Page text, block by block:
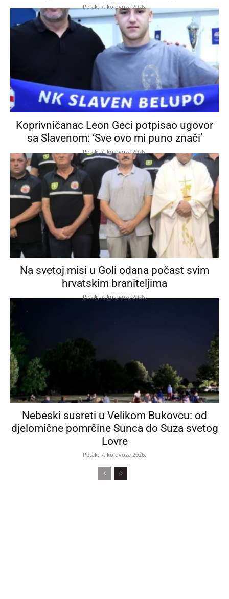
Petak, 7. kolovoza 2026.
Koprivničanac Leon Geci potpisao ugovor
sa Slavenom: ‘Sve ovo mi puno znači’
Petak, 7. kolovoza 2026.
Na svetoj misi u Goli odana počast svim
hrvatskim braniteljima
Petak, 7. kolovoza 2026.
Nebeski susreti u Velikom Bukovcu: od
djelomične pomrčine Sunca do Suza svetog
Lovre
Petak, 7. kolovoza 2026.